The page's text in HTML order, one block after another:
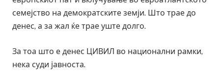
семејство на демократските земји. Што трае до
денес, а за жал ќе трае уште долго.
За тоа што е денес ЦИВИЛ во национални рамки,
нека суди јавноста.